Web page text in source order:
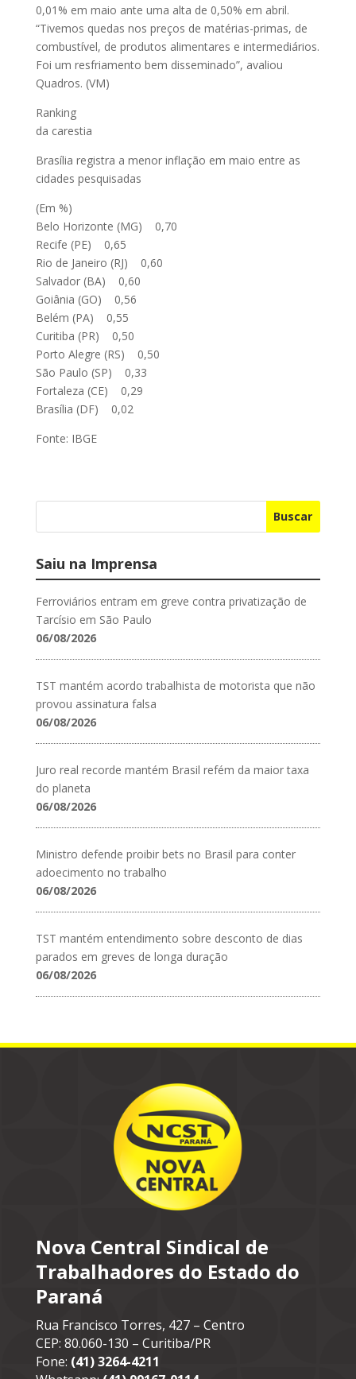
0,01% em maio ante uma alta de 0,50% em abril.
“Tivemos quedas nos preços de matérias-primas, de
combustível, de produtos alimentares e intermediários.
Foi um resfriamento bem disseminado”, avaliou
Quadros. (VM)
Ranking
da carestia
Brasília registra a menor inflação em maio entre as
cidades pesquisadas
(Em %)
Belo Horizonte (MG) 0,70
Recife (PE) 0,65
Rio de Janeiro (RJ) 0,60
Salvador (BA) 0,60
Goiânia (GO) 0,56
Belém (PA) 0,55
Curitiba (PR) 0,50
Porto Alegre (RS) 0,50
São Paulo (SP) 0,33
Fortaleza (CE) 0,29
Brasília (DF) 0,02
Fonte: IBGE
Buscar
Saiu na Imprensa
Ferroviários entram em greve contra privatização de
Tarcísio em São Paulo
06/08/2026
TST mantém acordo trabalhista de motorista que não
provou assinatura falsa
06/08/2026
Juro real recorde mantém Brasil refém da maior taxa
do planeta
06/08/2026
Ministro defende proibir bets no Brasil para conter
adoecimento no trabalho
06/08/2026
TST mantém entendimento sobre desconto de dias
parados em greves de longa duração
06/08/2026
Nova Central Sindical de
Trabalhadores do Estado do
Paraná
Rua Francisco Torres, 427 – Centro
CEP: 80.060-130 – Curitiba/PR
Fone: (41) 3264-4211